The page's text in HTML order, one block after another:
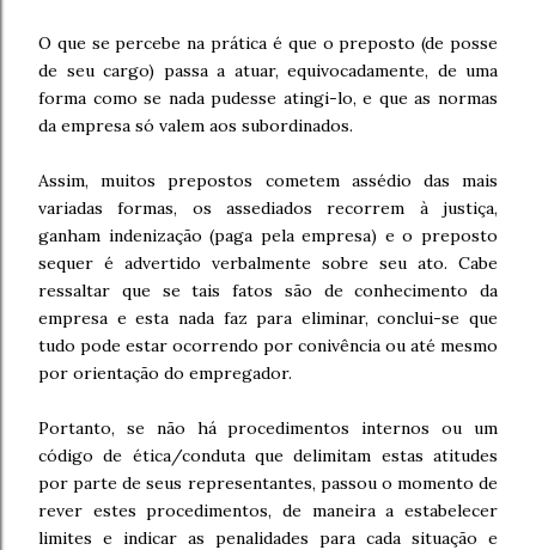
O que se percebe na prática é que o preposto (de posse
de seu cargo) passa a atuar, equivocadamente, de uma
forma como se nada pudesse atingi-lo, e que as normas
da empresa só valem aos subordinados.
Assim, muitos prepostos cometem assédio das mais
variadas formas, os assediados recorrem à justiça,
ganham indenização (paga pela empresa) e o preposto
sequer é advertido verbalmente sobre seu ato. Cabe
ressaltar que se tais fatos são de conhecimento da
empresa e esta nada faz para eliminar, conclui-se que
tudo pode estar ocorrendo por conivência ou até mesmo
por orientação do empregador.
Portanto, se não há procedimentos internos ou um
código de ética/conduta que delimitam estas atitudes
por parte de seus representantes, passou o momento de
rever estes procedimentos, de maneira a estabelecer
limites e indicar as penalidades para cada situação e